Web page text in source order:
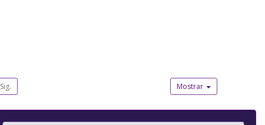
Sig. Mostrar